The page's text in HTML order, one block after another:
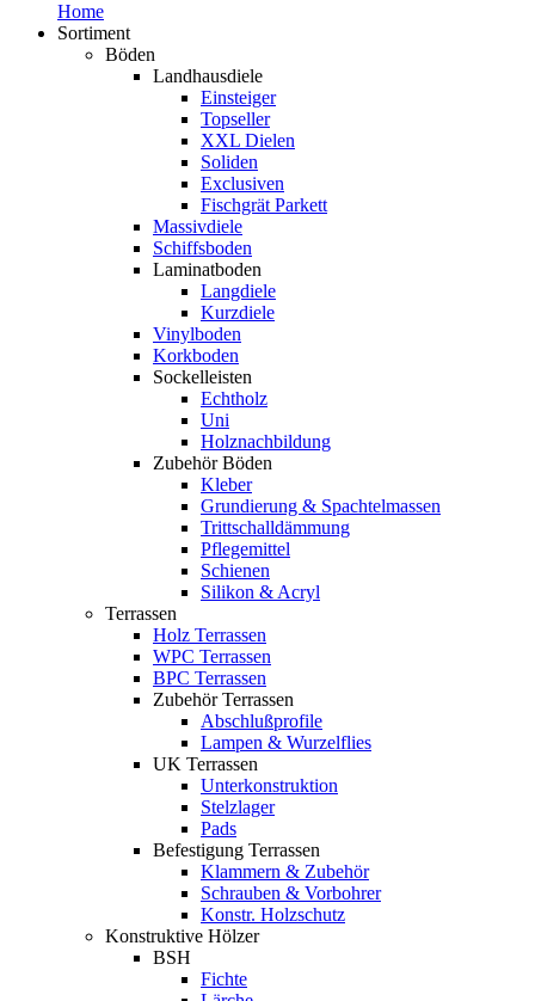
Home
Sortiment
Böden
Landhausdiele
Einsteiger
Topseller
XXL Dielen
Soliden
Exclusiven
Fischgrät Parkett
Massivdiele
Schiffsboden
Laminatboden
Langdiele
Kurzdiele
Vinylboden
Korkboden
Sockelleisten
Echtholz
Uni
Holznachbildung
Zubehör Böden
Kleber
Grundierung & Spachtelmassen
Trittschalldämmung
Pflegemittel
Schienen
Silikon & Acryl
Terrassen
Holz Terrassen
WPC Terrassen
BPC Terrassen
Zubehör Terrassen
Abschlußprofile
Lampen & Wurzelflies
UK Terrassen
Unterkonstruktion
Stelzlager
Pads
Befestigung Terrassen
Klammern & Zubehör
Schrauben & Vorbohrer
Konstr. Holzschutz
Konstruktive Hölzer
BSH
Fichte